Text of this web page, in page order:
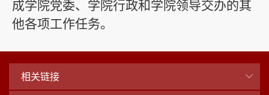
成学院党委、学院行政和学院领导交办的其
他各项工作任务。
相关链接